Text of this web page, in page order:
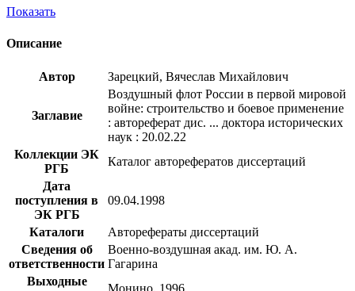
Показать
Описание
Автор Зарецкий, Вячеслав Михайлович
Заглавие
Воздушный флот России в первой мировой
войне: строительство и боевое применение
: автореферат дис. ... доктора исторических
наук : 20.02.22
Коллекции ЭК
РГБ
Каталог авторефератов диссертаций
Дата
поступления в
ЭК РГБ
09.04.1998
Каталоги
Авторефераты диссертаций
Сведения об
ответственности
Военно-воздушная акад. им. Ю. А.
Гагарина
Выходные
Монино, 1996